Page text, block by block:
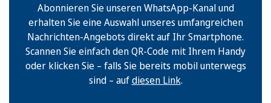
Abonnieren Sie unseren WhatsApp-Kanal und
erhalten Sie eine Auswahl unseres umfangreichen
Nachrichten-Angebots direkt auf Ihr Smartphone.
Scannen Sie einfach den QR-Code mit Ihrem Handy
oder klicken Sie – falls Sie bereits mobil unterwegs
sind – aufdiesen Link.